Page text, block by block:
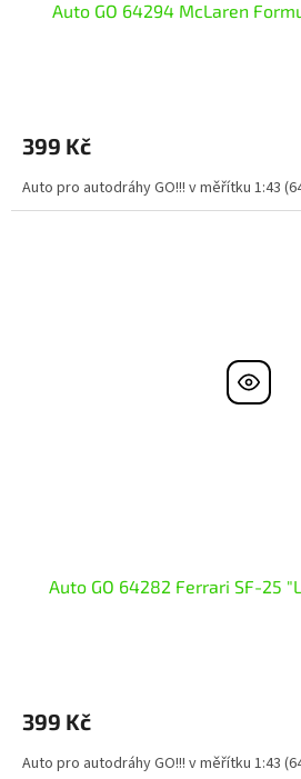
Auto GO 64294 McLaren
399 Kč
Auto pro autodráhy GO!!! v měřítku 1:43
Auto GO 64282 Ferrari SF-25
399 Kč
Auto pro autodráhy GO!!! v měřítku 1:43